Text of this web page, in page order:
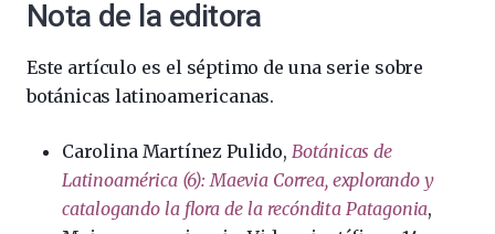
Nota de la editora
Este artículo es el séptimo de una serie sobre
botánicas latinoamericanas.
Carolina Martínez Pulido, Botánicas de
Latinoamérica (6): Maevia Correa, explorando y
catalogando la flora de la recóndita Patagonia,